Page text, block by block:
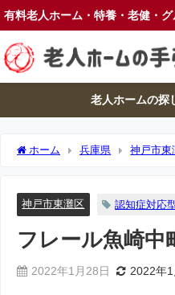
有料老人ホーム・特養・老健・
老人ホームの探
ホーム 兵庫県 神戸市東
神戸市東灘区 認知症対応
フレール魚崎中
2022年1月28日 2022年1